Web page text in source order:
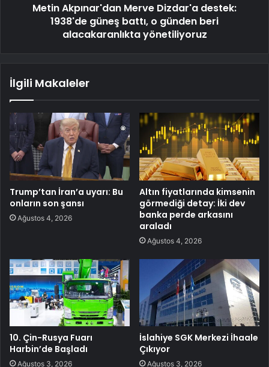
Metin Akpınar'dan Merve Dizdar'a destek:
1938'de güneş battı, o günden beri
alacakaranlıkta yönetiliyoruz
İlgili Makaleler
Trump’tan İran’a uyarı: Bu
onların son şansı
Ağustos 4, 2026
Altın fiyatlarında kimsenin
görmediği detay: İki dev
banka perde arkasını
araladı
Ağustos 4, 2026
10. Çin-Rusya Fuarı
Harbin’de Başladı
Ağustos 3, 2026
İslahiye SGK Merkezi İhaale
Çıkıyor
Ağustos 3, 2026